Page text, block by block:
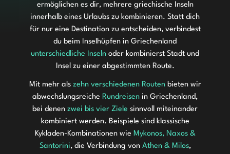
ermöglichen es dir, mehrere griechische Inseln
innerhalb eines Urlaubs zu kombinieren. Statt dich
für nur eine Destination zu entscheiden, verbindest
du beim Inselhüpfen in Griechenland
unterschiedliche Inseln oder kombinierst Stadt und
Insel zu einer abgestimmten Route.
Mit mehr als zehn verschiedenen Routenbieten wir
abwechslungsreiche Rundreisen in Griechenland,
bei denen zwei bis vier Ziele sinnvoll miteinander
kombiniert werden. Beispiele sind klassische
Kykladen-Kombinationen wie Mykonos, Naxos &
Santorini, die Verbindung von Athen & Milos,